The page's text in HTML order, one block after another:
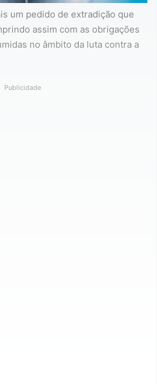
um pedido de extradição que
assim com as obrigações
no âmbito da luta contra a
Publicidade